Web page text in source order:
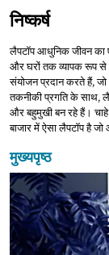
निष्कर्ष
लैपटॉप आधुनिक जीवन का
और घरों तक व्यापक रूप से
संयोजन प्रदान करते हैं, जो
तकनीकी प्रगति के साथ,
और बहुमुखी बन रहे हैं। चाहे
बाजार में ऐसा लैपटॉप है
मुख्यपृष्ठ